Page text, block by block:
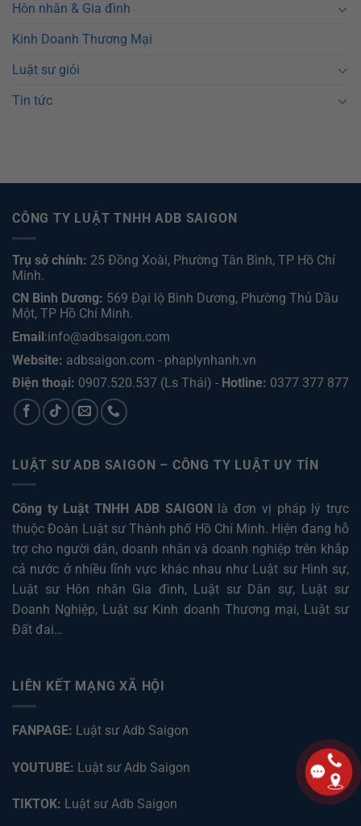
Hôn nhân & Gia đình
Kinh Doanh Thương Mại
Luật sư giỏi
Tin tức
CÔNG TY LUẬT TNHH ADB SAIGON
Trụ sở chính: 25 Đồng Xoài, Phường Tân Bình, TP Hồ Chí
Minh.
CN Bình Dương: 569 Đại lộ Bình Dương, Phường Thủ Dầu
Một, TP Hồ Chí Minh.
Email:info@adbsaigon.com
Website: adbsaigon.com - phaplynhanh.vn
Điện thoại: 0907.520.537 (Ls Thái) - Hotline: 0377 377 877
LUẬT SƯ ADB SAIGON – CÔNG TY LUẬT UY TÍN
Công ty Luật TNHH ADB SAIGON
là đơn vị pháp lý trực
thuộc Đoàn Luật sư Thành phố Hồ Chí Minh. Hiện đang hỗ
trợ cho người dân, doanh nhân và doanh nghiệp trên khắp
cả nước ở nhiều lĩnh vực khác nhau như Luật sư Hình sự,
Luật sư Hôn nhân Gia đình, Luật sư Dân sự, Luật sư
Doanh Nghiệp, Luật sư Kinh doanh Thương mại, Luật sư
Đất đai…
LIÊN KẾT MẠNG XÃ HỘI
FANPAGE: Luật sư Adb Saigon
YOUTUBE: Luật sư Adb Saigon
TIKTOK: Luật sư Adb Saigon